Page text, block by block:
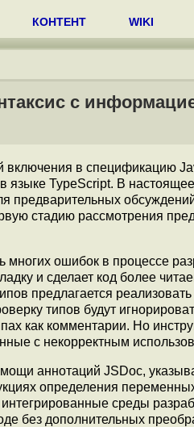
КОНТЕНТ WIKI
с
включения в спецификацию
языке TypeScript. В
предварительных
стадию рассмотрения
ошибок в процессе
и сделает код более
предлагается
типов будут
как комментарии. Но
с некорректным
аннотаций JSDoc,
определения
среды
без дополнительных